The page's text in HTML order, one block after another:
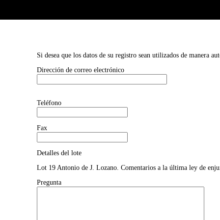
Si desea que los datos de su registro sean utilizados de manera
Dirección de correo electrónico
Teléfono
Fax
Detalles del lote
Lot 19 Antonio de J. Lozano. Comentarios a la última ley de
Pregunta